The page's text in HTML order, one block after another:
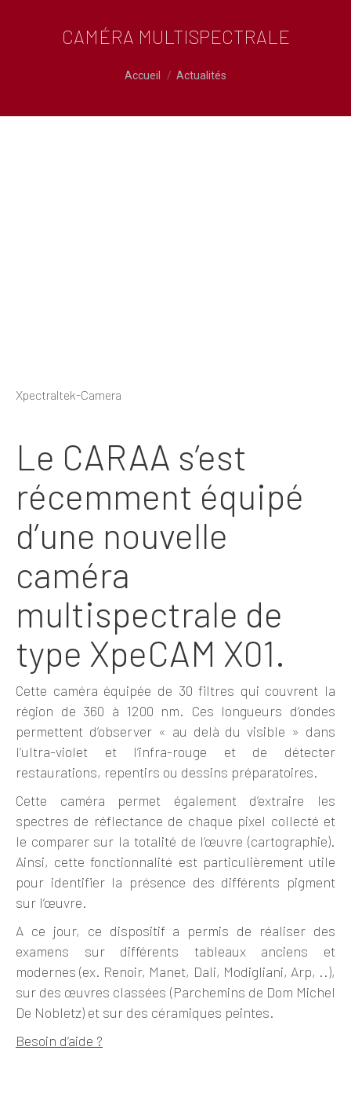
CAMÉRA MULTISPECTRALE
Accueil Actualités
Xpectraltek-Camera
Le CARAA s’est
récemment équipé
d’une nouvelle
caméra
multispectrale de
type XpeCAM X01.
Cette caméra équipée de 30 filtres qui couvrent la
région de 360 à 1200 nm. Ces longueurs d’ondes
permettent d’observer « au delà du visible » dans
l’ultra-violet et l’infra-rouge et de détecter
restaurations, repentirs ou dessins préparatoires.
Cette caméra permet également d’extraire les
spectres de réflectance de chaque pixel collecté et
le comparer sur la totalité de l’œuvre (cartographie).
Ainsi, cette fonctionnalité est particulièrement utile
pour identifier la présence des différents pigment
sur l’œuvre.
A ce jour, ce dispositif a permis de réaliser des
examens sur différents tableaux anciens et
modernes (ex. Renoir, Manet, Dali, Modigliani, Arp, ..),
sur des œuvres classées (Parchemins de Dom Michel
De Nobletz) et sur des céramiques peintes.
Besoin d’aide ?